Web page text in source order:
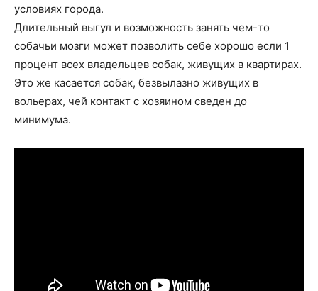
условиях города.
Длительный выгул и возможность занять чем-то
собачьи мозги может позволить себе хорошо если 1
процент всех владельцев собак, живущих в квартирах.
Это же касается собак, безвылазно живущих в
вольерах, чей контакт с хозяином сведен до
минимума.